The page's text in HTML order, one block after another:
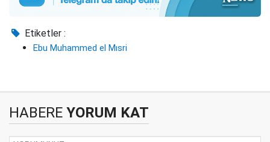
Etiketler :
Ebu Muhammed el Mısri
HABERE YORUM KAT